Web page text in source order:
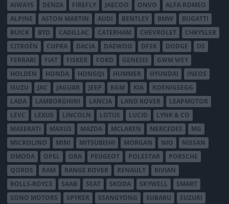
AIWAYS DENZA FIREFLY JAECOO ONVO
ALFA ROMEO
ALPINE
ASTON MARTIN AUDI BENTLEY BMW
BUGATTI
BUICK
BYD CADILLAC CATERHAM CHEVROLET
CHRYSLER
CITROËN
CUPRA DACIA DAEWOO DFSK DODGE
DS
FERRARI
FIAT FISKER FORD GENESIS
GWM WEY
HOLDEN
HONDA HONGQI HUMMER HYUNDAI
INEOS
ISUZU
JAC JAGUAR JEEP KGM KIA
KOENIGSEGG
LADA
LAMBORGHINI LANCIA LAND ROVER
LEAPMOTOR
LEVC
LEXUS LINCOLN LOTUS LUCID
LYNK & CO
MASERATI
MAXUS MAZDA MCLAREN MERCEDES
MG
MICROLINO
MINI MITSUBISHI MORGAN NIO
NISSAN
OMODA
OPEL ORA PEUGEOT POLESTAR
PORSCHE
QOROS
RAM RANGE ROVER RENAULT
RIVIAN
ROLLS-ROYCE
SAAB SEAT SKODA SKYWELL
SMART
SONO MOTORS
SPYKER SSANGYONG SUBARU SUZUKI